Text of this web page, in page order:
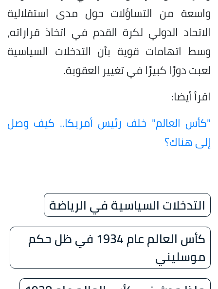
واسعة من التساؤلات حول مدى استقلالية
الاتحاد الدولي لكرة القدم في اتخاذ قراراته،
وسط اتهامات قوية بأن التدخلات السياسية
لعبت دورًا كبيرًا في تغيير العقوبة.
اقرأ أيضا:
"كأس العالم" خلف رئيس أمريكا.. كيف وصل
إلى هناك؟
التدخلات السياسية في الرياضة
كأس العالم عام 1934 في ظل حكم
موسليني